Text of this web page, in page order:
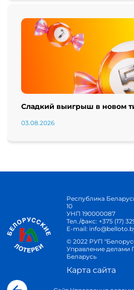
Сладкий выигрыш в новом
03.08.2026
Республика
10
УНП 190000087
Тел./факс: +375 (17)
E-mail:
© 2022 РУП
Управление делами
Беларусь
Карта сайта